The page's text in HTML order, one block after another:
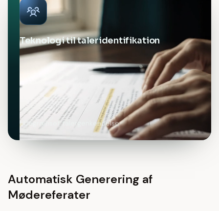
Teknologi til taleridentifikation
Ubegrænset talergenkendelse
Automatisk Generering af
Mødereferater